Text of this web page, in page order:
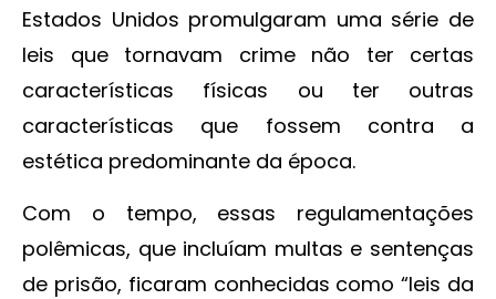
Estados Unidos promulgaram uma série de
leis que tornavam crime não ter certas
características físicas ou ter outras
características que fossem contra a
estética predominante da época.
Com o tempo, essas regulamentações
polêmicas, que incluíam multas e sentenças
de prisão, ficaram conhecidas como “leis da